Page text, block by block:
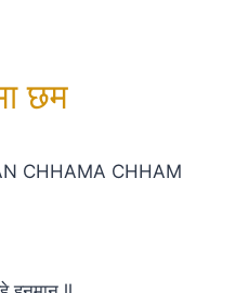
छम
CHHAMA CHHAM